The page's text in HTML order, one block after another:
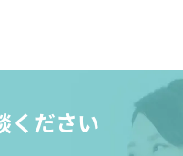
ください